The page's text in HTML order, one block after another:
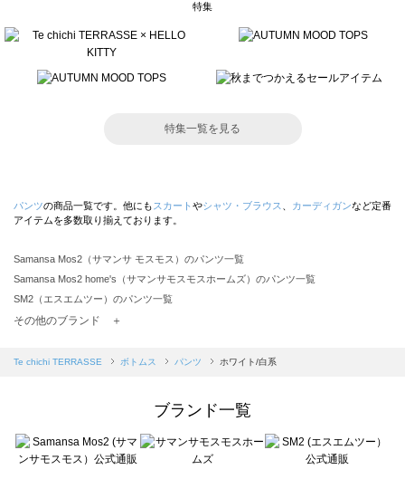
特集
特集一覧を見る
パンツの商品一覧です。他にも スカート やシャツ・ブラウス カーディガンなど定番
アイテムを多数取り揃えております。
Samansa Mos2（サマンサ モスモス）のパンツ一覧
Samansa Mos2 home's（サマンサモスモスホームズ）のパンツ一覧
SM2（エスエムツー）のパンツ一覧
TSUHARU by Samansa Mos2（ツハルバイサマンサモスモス）のパンツ一覧
Samansa Mos2 blue（サマンサモスモス ブルー）のパンツ一覧
sō4ū（ソウフォーユー）のパンツ一覧
Te chichi（テチチ）のパンツ一覧
Te chichi CLASSIC（テチチ クラシック）のパンツ一覧
その他のブランド ＋
Te chichi TERRASSE ボトムス パンツ ホワイト/白系
ブランド一覧